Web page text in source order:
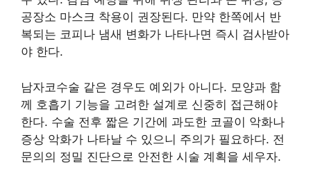
공장소 마스크 착용이 권장된다. 만약 한쪽에서 반
복되는 코피나 냄새 변화가 나타나면 즉시 검사받아
야 한다.
남자코수술 같은 경우도 예외가 아니다. 모양과 함
께 호흡기 기능을 고려한 설계로 신중히 접근해야
한다. 수술 전후 짧은 기간에 과도한 코골이 악화나
증상 악화가 나타날 수 있으니 주의가 필요하다. 전
문의의 정밀 진단으로 안전한 시술 계획을 세우자.